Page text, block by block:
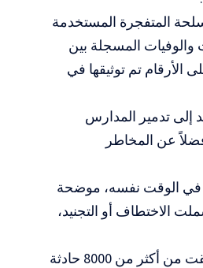
المتفجرة المستخدمة
في المئة من الإصابات والوفيات المسجلة بين
أعلى الأرقام تم توثيقها في
إلى تدمير المدارس
عن المخاطر
في الوقت نفسه، موضحة
من الانتهاكات شملت الاختطاف أو التجنيد،
وفي ما يتعلق بالوضع الإنساني، أشارت راسل إلى أن الأمم المتحدة تحققت من أكثر من 8000 حادثة